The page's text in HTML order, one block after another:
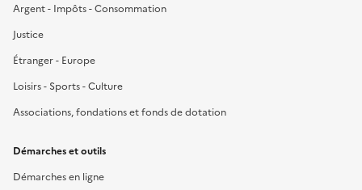
Argent - Impôts - Consommation
Justice
Étranger - Europe
Loisirs - Sports - Culture
Associations, fondations et fonds de dotation
Démarches et outils
Démarches en ligne